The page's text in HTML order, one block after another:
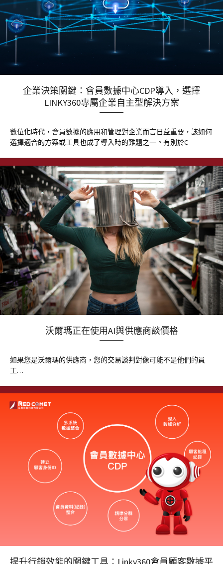
企業決策關鍵：會員數據中心CDP導入，選擇
LINKY360專屬企業自主型解決方案
數位化時代，會員數據的應用和管理對企業而言日益重要，該如何
選擇適合的方案或工具也成了導入時的難題之一。有別於C
沃爾瑪正在使用AI與供應商談價格
如果您是沃爾瑪的供應商，您的交易談判對像可能不是他們的員
工…